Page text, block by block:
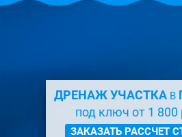
ДРЕНАЖ УЧАСТКА В
под ключ от 1
ЗАКАЗАТЬ РАССЧЕТ